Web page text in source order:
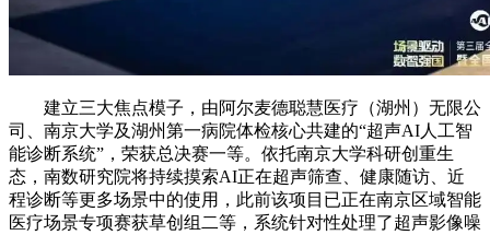
建立三大焦点模子，由阿尔麦德聪慧医疗（湖州）无限公
司、南京大学及湖州第一病院体检核心共建的“超声AI人工智
能诊断系统”，荣获总决赛一等。依托南京大学科研创重生
态，南数研究院将持续摸索AI正在超声筛查、健康随访、近
程诊断等更多场景中的使用，此前该项目已正在南京区域智能
医疗场景专项赛获草创组二等，系统针对性处理了超声影像噪